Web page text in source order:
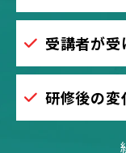
受講者が
研修後の変